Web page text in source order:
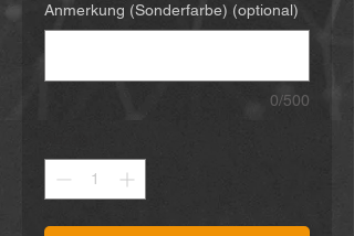
Anmerkung (Sonderfarbe) (optional)
0/500